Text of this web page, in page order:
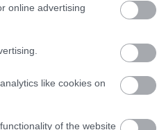
online advertising
like cookies on
of the website